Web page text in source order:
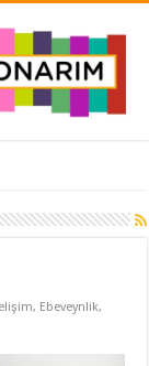
, Ebeveynlik,